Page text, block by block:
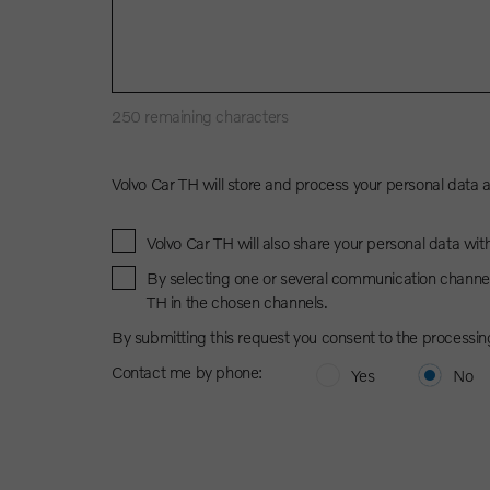
250 remaining characters
Volvo Car TH will store and process your personal data
Volvo Car TH will also share your personal data
By selecting one or several communication
TH in the chosen channels.
By submitting this request you consent to the
Contact me by phone:
Yes No